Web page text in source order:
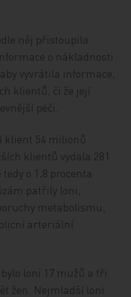
něj přistoupila
o nákladnosti
vyvrátila informace,
klientů, či že její
péči.
klient 54 milionů
klientů vydala 281
o 1,8 procenta
patřily loni,
metabolismu,
arteriální
loni 17 mužů a tři
žen. Nejmladší loni